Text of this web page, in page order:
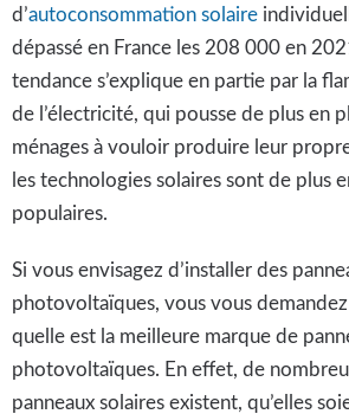
d’autoconsommation solaire
dépassé en France les 208 000 en
tendance s’explique en partie par la
de l’électricité, qui pousse de plus en
ménages à vouloir produire leur
les technologies solaires sont de plus
populaires.
Si vous envisagez d’installer des
photovoltaïques, vous vous
quelle est la meilleure marque de
photovoltaïques. En effet, de
panneaux solaires existent, qu’elles